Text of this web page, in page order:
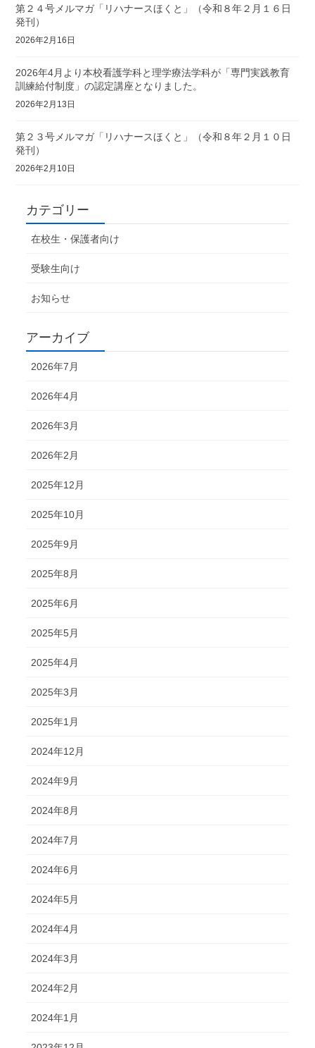
第２４号メルマガ「リハナースほくと」（令和８年２月１６日
発刊）
2026年2月16日
2026年4月より本校看護学科と理学療法学科が「専門実践教育
訓練給付制度」の認定講座となりました。
2026年2月13日
第２３号メルマガ「リハナースほくと」（令和８年２月１０日
発刊）
2026年2月10日
カテゴリー
在校生・保護者向け
受験生向け
お知らせ
アーカイブ
2026年7月
2026年4月
2026年3月
2026年2月
2025年12月
2025年10月
2025年9月
2025年8月
2025年6月
2025年5月
2025年4月
2025年3月
2025年1月
2024年12月
2024年9月
2024年8月
2024年7月
2024年6月
2024年5月
2024年4月
2024年3月
2024年2月
2024年1月